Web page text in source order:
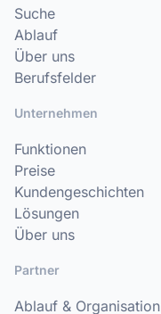
Suche
Ablauf
Über uns
Berufsfelder
Unternehmen
Funktionen
Preise
Kundengeschichten
Lösungen
Über uns
Partner
Ablauf & Organisation